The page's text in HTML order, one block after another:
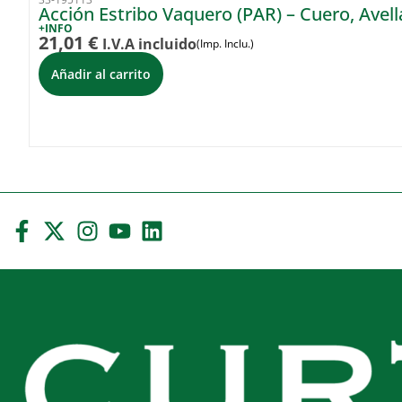
Acción Estribo Vaquero (PAR) – Cuero,
+INFO
21,01 € I.V.A incluido(Imp. Inclu.)
Añadir al carrito